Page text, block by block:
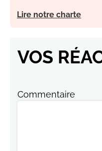
Lire notre charte
VOS
Commentaire